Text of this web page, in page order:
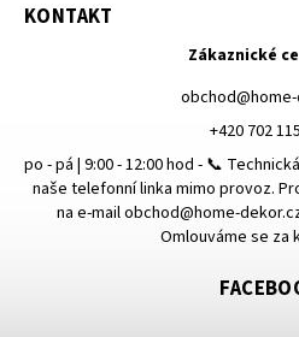
KONTAKT
Zákaznické
obchod@
+420 702
po - pá | 9:00 - 12:00 hod - 📞
naše telefonní linka mimo provoz.
na e-mail obchod@home-
Omlouváme se za